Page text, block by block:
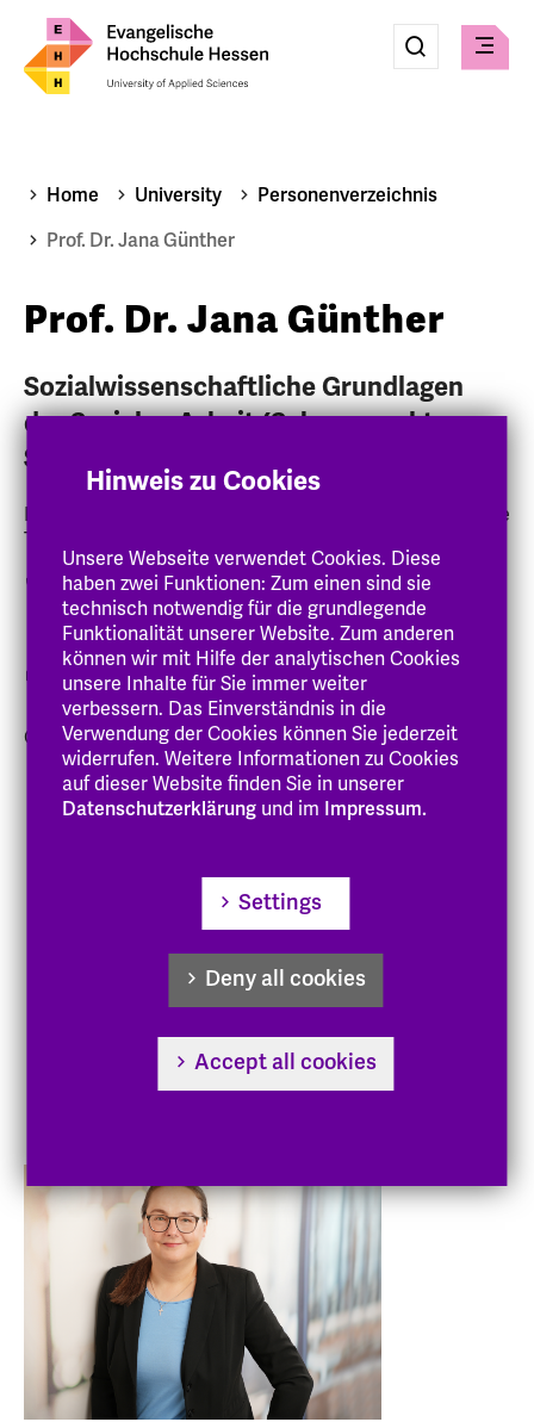
Suche
absenden
Home University
Personenverzeichnis
Prof. Dr. Jana Günther
Prof. Dr. Jana Günther
Sozialwissenschaftliche Grundlagen
der Sozialen Arbeit (Schwerpunkt
Soziologie)
Diplom-Sozialwissenschaftlerin (Schwerpunkt Politische
Theorie) & Dr. phil. in Soziologie
06151-8798-725
jana.guenther@eh-hessen.de
B-B3 (Schwalmstadt-Treysa)
ORCID:0000-0001-8150-7812
Hinweis zu Cookies
Unsere Webseite verwendet Cookies. Diese
haben zwei Funktionen: Zum einen sind sie
technisch notwendig für die grundlegende
Funktionalität unserer Website. Zum anderen
können wir mit Hilfe der analytischen Cookies
unsere Inhalte für Sie immer weiter
verbessern. Das Einverständnis in die
Verwendung der Cookies können Sie jederzeit
widerrufen. Weitere Informationen zu Cookies
auf dieser Website finden Sie in unserer
Datenschutzerklärung und im Impressum.
Settings
Deny all cookies
Accept all cookies